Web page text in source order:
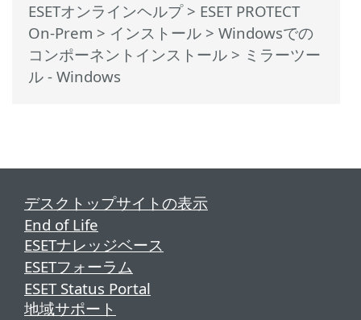
ESETオンラインヘルプ> ESET PROTECT
On-Prem > インストール > Windowsでの
コンポーネントインストール > ミラーツー
ル - Windows
デスクトップサイトの表示
End of Life
ESETナレッジベース
ESETフォーラム
ESET Status Portal
地域サポート